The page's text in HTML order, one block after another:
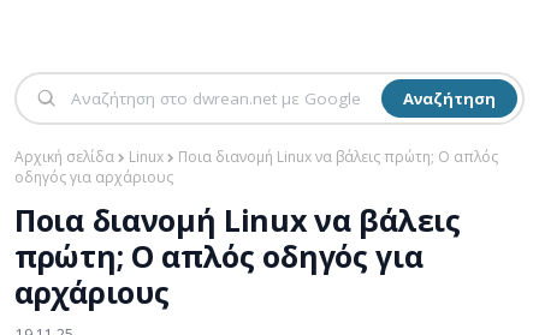
Αναζήτηση
Αρχική σελίδα Linux
Ποια διανομή Linux να βάλεις πρώτη; Ο απλός
οδηγός για αρχάριους
Ποια διανομή Linux να βάλεις
πρώτη; Ο απλός οδηγός για
αρχάριους